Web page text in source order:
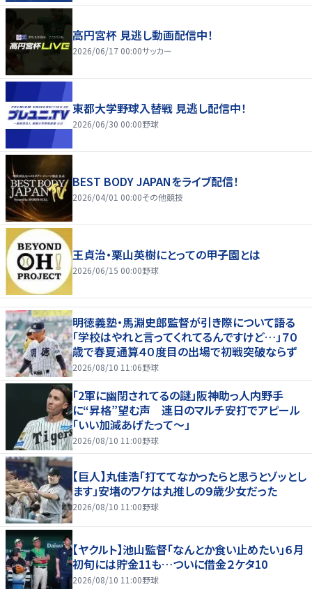
高円宮杯 見逃し動画配信中！
2026/06/17 00:00サッカー
東都大学野球入替戦 見逃し配信中！
2026/06/30 00:00野球
BEST BODY JAPANをライブ配信！
2026/04/01 00:00その他競技
王貞治・栗山英樹にとっての甲子園とは
2026/06/15 00:00野球
明徳義塾・馬淵史郎監督が引き際について語る
「学校はやれと言ってくれてるんですけど…」７０
歳で春夏通算４０度目の出場で初戦突破ならず
2026/08/10 11:06野球
「2軍に幽閉されてるの謎」阪神助っ人内野手
に“昇格”望む声 連日のマルチ安打でアピール
「いい加減あげたって〜」
2026/08/10 11:00野球
【巨人】丸佳浩「打ててなかったらと思うとゾッとし
ます」安堵のワケは丸推しの９歳少女だった
2026/08/10 11:00野球
【ヤクルト】池山監督「なんとか食い止めたい」６月
初旬には貯金11も…ついに借金２ケタ10
2026/08/10 11:00野球